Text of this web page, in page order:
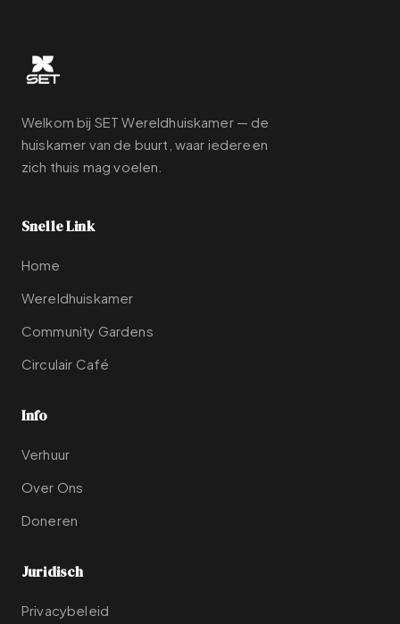
Welkom bij SET Wereldhuiskamer — de
huiskamer van de buurt, waar iedereen
zich thuis mag voelen.
Snelle Link
Home
Wereldhuiskamer
Community Gardens
Circulair Café
Info
Verhuur
Over Ons
Doneren
Juridisch
Privacybeleid